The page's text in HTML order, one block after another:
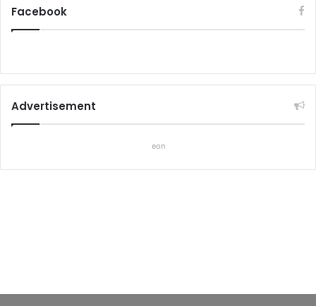
Facebook
Advertisement
eon